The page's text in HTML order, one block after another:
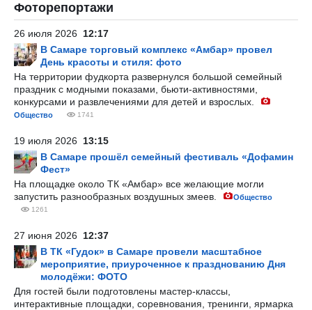
Фоторепортажи
26 июля 2026 12:17
В Самаре торговый комплекс «Амбар» провел
День красоты и стиля: фото
На территории фудкорта развернулся большой семейный
праздник с модными показами, бьюти-активностями,
конкурсами и развлечениями для детей и взрослых.
Общество 1741
19 июля 2026 13:15
В Самаре прошёл семейный фестиваль «Дофамин
Фест»
На площадке около ТК «Амбар» все желающие могли
запустить разнообразных воздушных змеев.
Общество
1261
27 июня 2026 12:37
В ТК «Гудок» в Самаре провели масштабное
мероприятие, приуроченное к празднованию Дня
молодёжи: ФОТО
Для гостей были подготовлены мастер-классы,
интерактивные площадки, соревнования, тренинги, ярмарка